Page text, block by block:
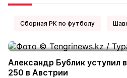
Сборная РК по футболу
Александр Бублик уступил
250 в Австрии